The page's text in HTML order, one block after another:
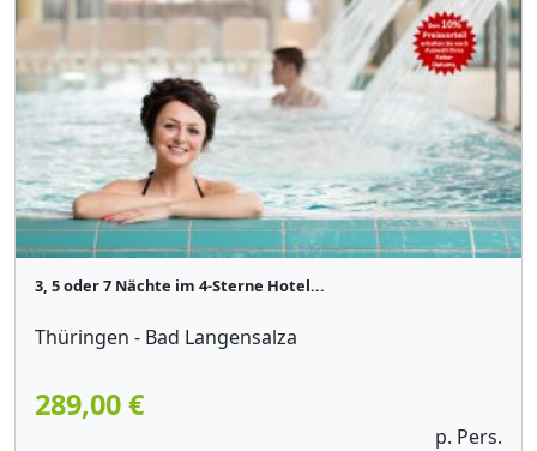
3, 5 oder 7 Nächte im 4-Sterne Hotel...
Thüringen - Bad Langensalza
289,00 €
p. Pers.